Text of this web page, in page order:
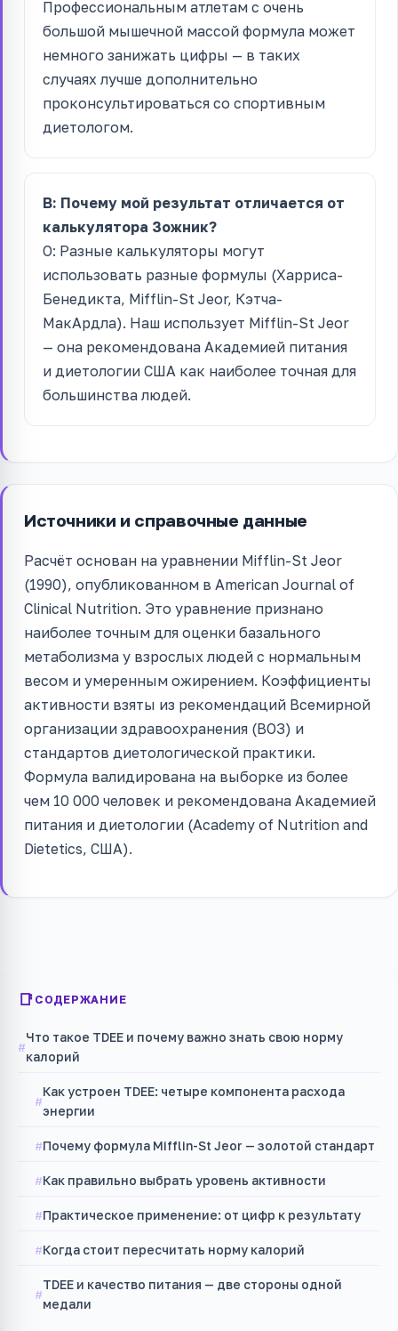
Профессиональным атлетам с очень
большой мышечной массой формула может
немного занижать цифры — в таких
случаях лучше дополнительно
проконсультироваться со спортивным
диетологом.
В: Почему мой результат отличается от
калькулятора Зожник?
О: Разные калькуляторы могут
использовать разные формулы (Харриса-
Бенедикта, Mifflin-St Jeor, Кэтча-
МакАрдла). Наш использует Mifflin-St Jeor
— она рекомендована Академией питания
и диетологии США как наиболее точная для
большинства людей.
Источники и справочные данные
Расчёт основан на уравнении Mifflin-St Jeor
(1990), опубликованном в American Journal of
Clinical Nutrition. Это уравнение признано
наиболее точным для оценки базального
метаболизма у взрослых людей с нормальным
весом и умеренным ожирением. Коэффициенты
активности взяты из рекомендаций Всемирной
организации здравоохранения (ВОЗ) и
стандартов диетологической практики.
Формула валидирована на выборке из более
чем 10 000 человек и рекомендована Академией
питания и диетологии (Academy of Nutrition and
Dietetics, США).
СОДЕРЖАНИЕ
Что такое TDEE и почему важно знать свою норму
калорий
Как устроен TDEE: четыре компонента расхода
энергии
Почему формула Mifflin-St Jeor — золотой стандарт
Как правильно выбрать уровень активности
Практическое применение: от цифр к результату
Когда стоит пересчитать норму калорий
TDEE и качество питания — две стороны одной
медали